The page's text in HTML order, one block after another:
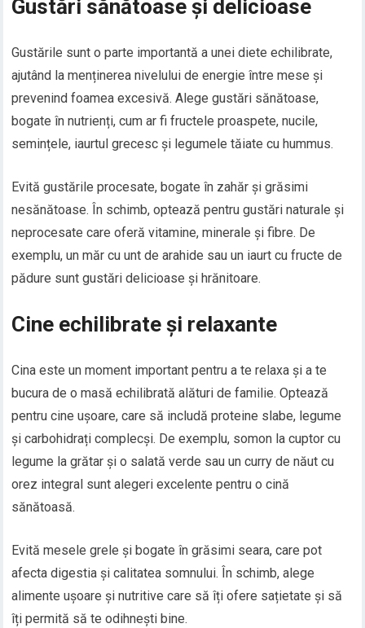
Gustări sănătoase și delicioase
Gustările sunt o parte importantă a unei diete echilibrate,
ajutând la menținerea nivelului de energie între mese și
prevenind foamea excesivă. Alege gustări sănătoase,
bogate în nutrienți, cum ar fi fructele proaspete, nucile,
semințele, iaurtul grecesc și legumele tăiate cu hummus.
Evită gustările procesate, bogate în zahăr și grăsimi
nesănătoase. În schimb, optează pentru gustări naturale și
neprocesate care oferă vitamine, minerale și fibre. De
exemplu, un măr cu unt de arahide sau un iaurt cu fructe de
pădure sunt gustări delicioase și hrănitoare.
Cine echilibrate și relaxante
Cina este un moment important pentru a te relaxa și a te
bucura de o masă echilibrată alături de familie. Optează
pentru cine ușoare, care să includă proteine slabe, legume
și carbohidrați complecși. De exemplu, somon la cuptor cu
legume la grătar și o salată verde sau un curry de năut cu
orez integral sunt alegeri excelente pentru o cină
sănătoasă.
Evită mesele grele și bogate în grăsimi seara, care pot
afecta digestia și calitatea somnului. În schimb, alege
alimente ușoare și nutritive care să îți ofere sațietate și să
îți permită să te odihnești bine.